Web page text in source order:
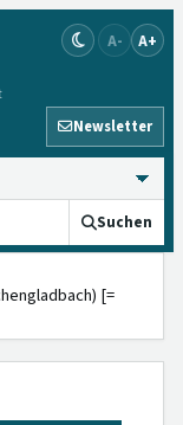
A- A+
Newsletter
Suchen
[=